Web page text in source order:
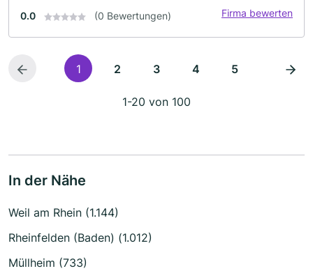
0.0 (0 Bewertungen) Firma bewerten
1 2 3 4 5
1-20 von 100
In der Nähe
Weil am Rhein (1.144)
Rheinfelden (Baden) (1.012)
Müllheim (733)